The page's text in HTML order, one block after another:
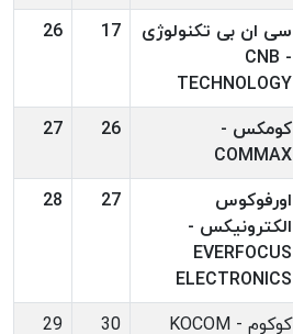
سی ان بی تکنولوژی
- CNB
TECHNOLOGY
17
26
کومکس -
COMMAX
26
27
اورفوکوس
الکترونیکس -
EVERFOCUS
ELECTRONICS
27
28
کوکوم - KOCOM 30
29